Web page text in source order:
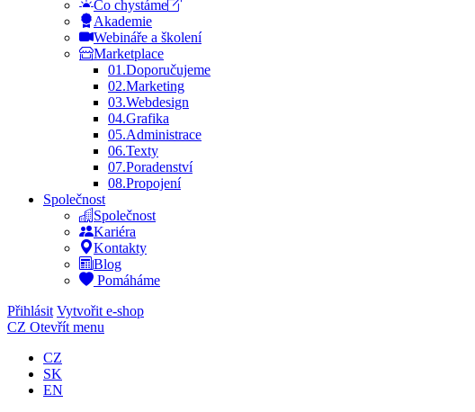
Co chystáme
Akademie
Webináře a školení
Marketplace
01.Doporučujeme
02.Marketing
03.Webdesign
04.Grafika
05.Administrace
06.Texty
07.Poradenství
08.Propojení
Společnost
Společnost
Kariéra
Kontakty
Blog
Pomáháme
Přihlásit Vytvořit e-shop
CZ Otevřít menu
CZ
SK
EN